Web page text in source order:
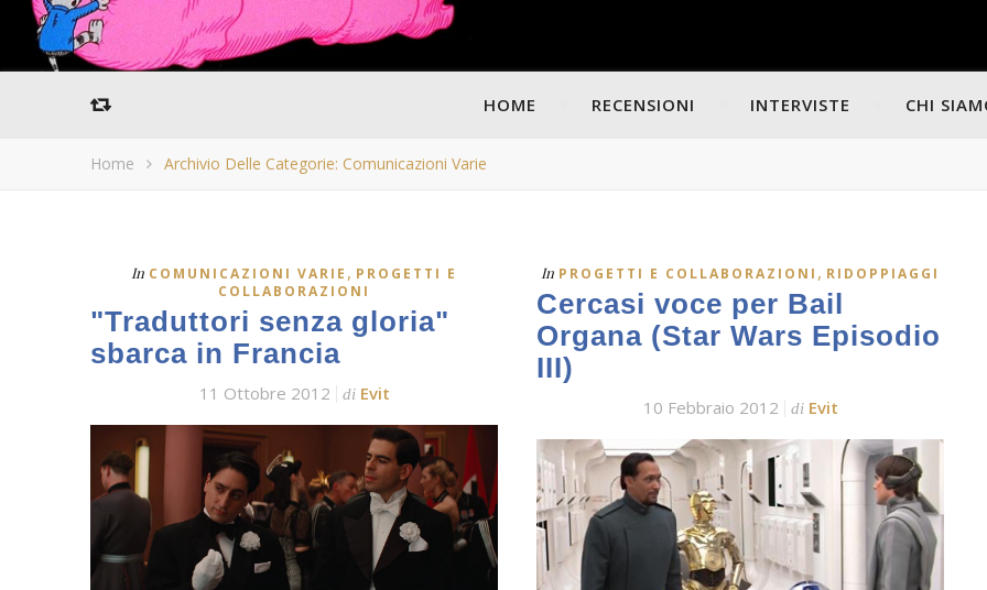
HOME RECENSIONI INTERVISTE CHI
Home Archivio Delle Categorie: Comunicazioni Varie
In COMUNICAZIONI VARIE , PROGETTI E
COLLABORAZIONI
"Traduttori senza gloria"
sbarca in Francia
11 Ottobre 2012 di Evit
In PROGETTI E COLLABORAZIONI , RIDOPPIAGGI
Cercasi voce per Bail
Organa (Star Wars Episodio
III)
10 Febbraio 2012 di Evit